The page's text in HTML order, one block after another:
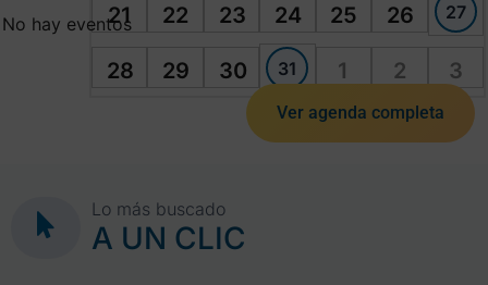
21 22 23 24 25 26 27
28 29 30 31 1 2 3
No hay eventos
Ver agenda completa
Lo más buscado
A UN CLIC